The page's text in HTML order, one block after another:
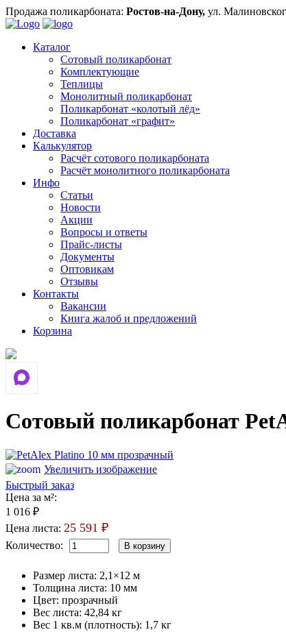
Продажа поликарбоната: Ростов-на-Дону, ул.
Каталог
Сотовый поликарбонат
Комплектующие
Теплицы
Монолитный поликарбонат
Поликарбонат «колотый лёд»
Поликарбонат «графит»
Доставка
Калькулятор
Расчёт сотового поликарбоната
Расчёт монолитного поликарбоната
Инфо
Статьи
Новости
Акции
Вопросы и ответы
Прайс-листы
Документы
Оптовикам
Отзывы
Контакты
Вакансии
Книга жалоб и предложений
Корзина
Сотовый поликарбонат
Увеличить изображение
Быстрый заказ
Цена за м²:
1 016 ₽
Цена листа: 25 591 ₽
Количество:
Размер листа: 2,1×12 м
Толщина листа: 10 мм
Цвет: прозрачный
Вес листа: 42,84 кг
Вес 1 кв.м (плотность): 1,7 кг